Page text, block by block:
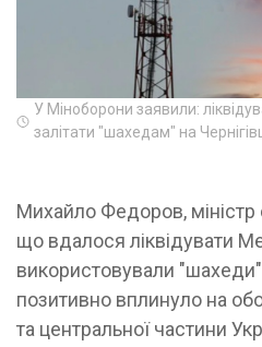
У Міноборони заявили:
залітати "шахедам" на
Михайло Федоров,
що вдалося ліквідувати
використовували "шахеди"
позитивно вплинуло на
та центральної частини